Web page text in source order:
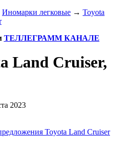
Иномарки легковые → Toyota
ТЕЛЛЕГРАММ КАНАЛЕ
Land Cruiser,
2023
Toyota Land Cruiser